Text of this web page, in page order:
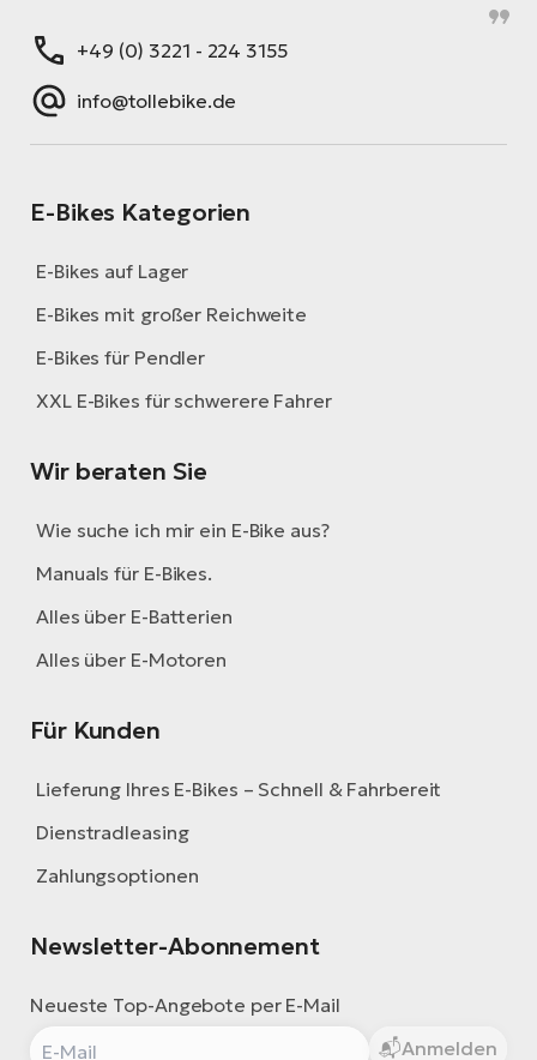
+49 (0) 3221 - 224 3155
info@tollebike.de
E-Bikes Kategorien
E-Bikes auf Lager
E-Bikes mit großer Reichweite
E-Bikes für Pendler
XXL E-Bikes für schwerere Fahrer
Wir beraten Sie
Wie suche ich mir ein E-Bike aus?
Manuals für E-Bikes.
Alles über E-Batterien
Alles über E-Motoren
Für Kunden
Lieferung Ihres E-Bikes – Schnell & Fahrbereit
Dienstradleasing
Zahlungsoptionen
Newsletter-Abonnement
Neueste Top-Angebote per E-Mail
Anmelden